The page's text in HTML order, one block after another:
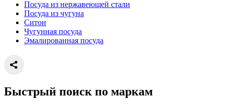
Посуда из нержавеющей стали
Посуда из чугуна
Ситон
Чугунная посуда
Эмалированная посуда
Быстрый поиск по маркам